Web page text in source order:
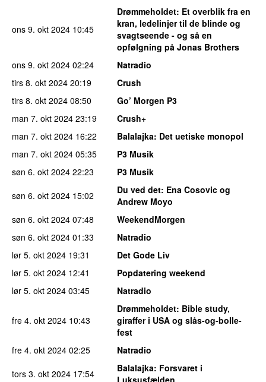
ons 9. okt 2024 10:45
Drømmeholdet: Et overblik fra en
kran, ledelinjer til de blinde og
svagtseende - og så en
opfølgning på Jonas Brothers
ons 9. okt 2024 02:24
Natradio
tirs 8. okt 2024 20:19
Crush
tirs 8. okt 2024 08:50
Go’ Morgen P3
man 7. okt 2024 23:19
Crush+
man 7. okt 2024 16:22 Balalajka: Det uetiske monopol
man 7. okt 2024 05:35
P3 Musik
søn 6. okt 2024 22:23
P3 Musik
søn 6. okt 2024 15:02 Du ved det: Ena Cosovic og
Andrew Moyo
søn 6. okt 2024 07:48
WeekendMorgen
søn 6. okt 2024 01:33
Natradio
lør 5. okt 2024 19:31
Det Gode Liv
lør 5. okt 2024 12:41
Popdatering weekend
lør 5. okt 2024 03:45 Natradio
fre 4. okt 2024 10:43
Drømmeholdet: Bible study,
giraffer i USA og slås-og-bolle-
fest
fre 4. okt 2024 02:25
Natradio
tors 3. okt 2024 17:54 Balalajka: Forsvaret i
Luksusfælden